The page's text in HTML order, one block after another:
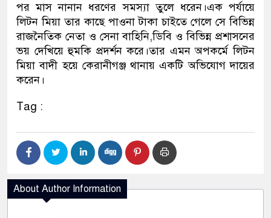
পর মাস নানান ধরণের সমস্যা তুলে ধরেন।এক পর্যায়ে
লিটন মিয়া তার কাছে পাওনা টাকা চাইতে গেলে সে বিভিন্ন
রাজনৈতিক নেতা ও সেনা বাহিনি,ডিবি ও বিভিন্ন প্রশাসনের
ভয় দেখিয়ে হুমকি প্রদর্শন করে।তার এমন অপকর্মে লিটন
মিয়া বাদী হয়ে কেরানীগঞ্জ থানায় একটি অভিযোগ দায়ের
করেন।
Tag :
About Author Information